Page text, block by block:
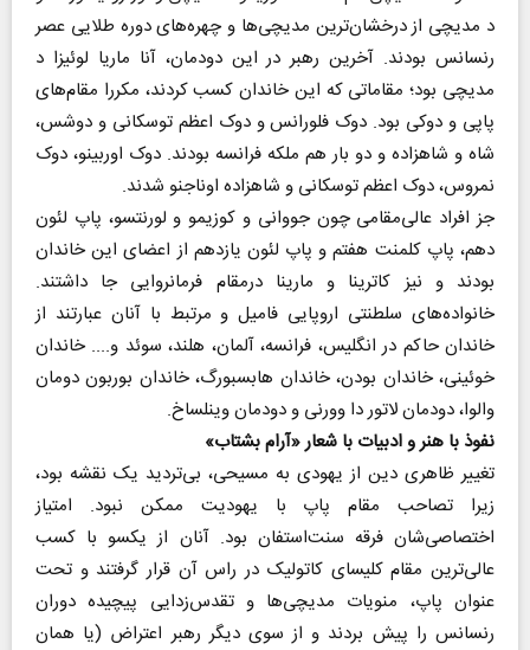
د مدیچی از درخشان‌ترین مدیچی‌ها و چهره‌های دوره طلایی عصر
رنسانس بودند. آخرین رهبر در این دودمان، آنا ماریا لوئیزا د
مدیچی بود؛ مقاماتی که این خاندان کسب کردند، مکررا مقام‌های
پاپی و دوکی بود. دوک فلورانس و دوک اعظم توسکانی و دوشس،
شاه و شاهزاده و دو بار هم ملکه فرانسه بودند. دوک اوربینو، دوک
نمروس، دوک اعظم توسکانی و شاهزاده اوناجنو شدند.
جز افراد عالی‌مقامی چون ‌جووانی و کوزیمو و لورنتسو، پاپ لئون
دهم، پاپ کلمنت هفتم و پاپ لئون یازدهم از اعضای این خاندان
بودند و نیز کاترینا و مارینا در‌مقام فرمانروایی جا داشتند.
خانواده‌های سلطنتی اروپایی فامیل و مرتبط با آنان عبارتند از
خاندان حاکم ‌در انگلیس، فرانسه، آلمان، هلند، سوئد و.... خاندان
خوئینی، خاندان بودن، خاندان هابسبورگ، خاندان بوربون دو‌مان
والوا، دودمان لاتور دا وورنی و دودمان وینلساخ.
نفوذ با هنر و ادبیات با شعار «آرام بشتاب»
تغییر ظاهری دین از یهودی به مسیحی، بی‌تردید یک ‌نقشه بود‌،
زیرا تصاحب مقام پاپ با یهودیت ممکن‌ نبود. امتیاز
اختصاصی‌شان فرقه سنت‌استفان بود. آنان از یکسو با کسب
عالی‌ترین مقام کلیسای کاتولیک در راس آن قرار گرفتند و تحت
عنوان پاپ، منویات مدیچی‌ها و تقدس‌زدایی پیچیده دوران
رنسانس را پیش بردند و از سوی دیگر رهبر اعتراض (یا همان